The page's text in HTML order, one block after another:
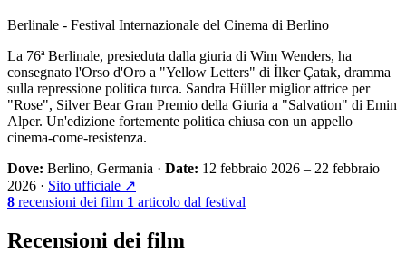
Berlinale - Festival Internazionale del Cinema di Berlino
La 76ª Berlinale, presieduta dalla giuria di Wim Wenders, ha
consegnato l'Orso d'Oro a "Yellow Letters" di İlker Çatak, dramma
sulla repressione politica turca. Sandra Hüller miglior attrice per
"Rose", Silver Bear Gran Premio della Giuria a "Salvation" di Emin
Alper. Un'edizione fortemente politica chiusa con un appello
cinema-come-resistenza.
Dove: Berlino, Germania · Date: 12 febbraio 2026 – 22 febbraio
2026 · Sito ufficiale ↗
8 recensioni dei film 1 articolo dal festival
Recensioni dei film